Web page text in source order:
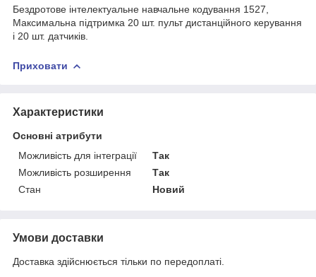
Бездротове інтелектуальне навчальне кодування 1527,
Максимальна підтримка 20 шт. пульт дистанційного керування
і 20 шт. датчиків.
Приховати
Характеристики
Основні атрибути
Можливість для інтеграції
Так
Можливість розширення
Так
Стан
Новий
Умови доставки
Доставка здійснюється тільки по передоплаті.